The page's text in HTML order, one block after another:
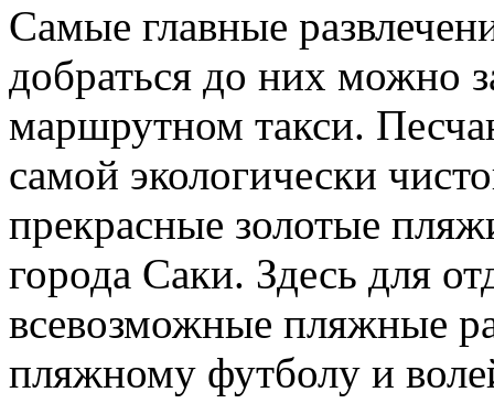
Самые главные
добраться до них можно
маршрутном такси.
самой экологически
прекрасные золотые
города Саки. Здесь для
всевозможные пляжные
пляжному футболу и